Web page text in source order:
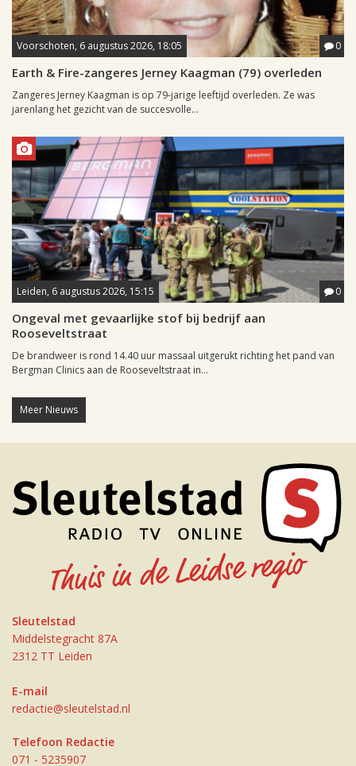
Voorschoten, 6 augustus 2026, 18:05 0
Earth & Fire-zangeres Jerney Kaagman (79) overleden
Zangeres Jerney Kaagman is op 79-jarige leeftijd overleden. Ze was
jarenlang het gezicht van de succesvolle...
Leiden, 6 augustus 2026, 15:15 0
Ongeval met gevaarlijke stof bij bedrijf aan
Rooseveltstraat
De brandweer is rond 14.40 uur massaal uitgerukt richting het pand van
Bergman Clinics aan de Rooseveltstraat in...
Meer Nieuws
Sleutelstad
Middelstegracht 87A
2312 TT Leiden
E-mail
redactie@sleutelstad.nl
Telefoon Redactie
071 - 5235907